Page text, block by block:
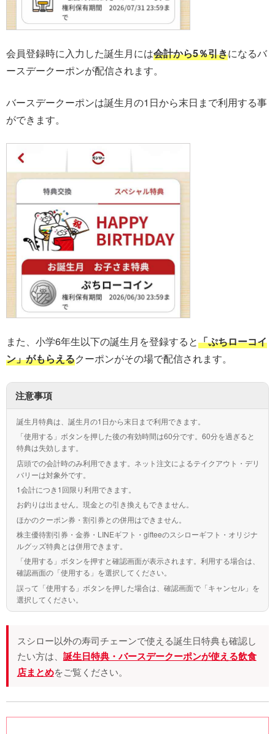
会員登録時に入力した誕生月には会計から5％引きになるバ
ースデークーポンが配信されます。
バースデークーポンは誕生月の1日から末日まで利用する事
ができます。
また、小学6年生以下の誕生月を登録すると「ぷちローコイ
ン」がもらえるクーポンがその場で配信されます。
注意事項
誕生月特典は、誕生月の1日から末日まで利用できます。
「使用する」ボタンを押した後の有効時間は60分です。60分を過ぎると
特典は失効します。
店頭での会計時のみ利用できます。ネット注文によるテイクアウト・デリ
バリーは対象外です。
1会計につき1回限り利用できます。
お釣りは出ません。現金との引き換えもできません。
ほかのクーポン券・割引券との併用はできません。
株主優待割引券・金券・LINEギフト・gifteeのスシローギフト・オリジナ
ルグッズ特典とは併用できます。
「使用する」ボタンを押すと確認画面が表示されます。利用する場合は、
確認画面の「使用する」を選択してください。
誤って「使用する」ボタンを押した場合は、確認画面で「キャンセル」を
選択してください。
スシロー以外の寿司チェーンで使える誕生日特典も確認し
たい方は、 誕生日特典・バースデークーポンが使える飲食
店まとめをご覧ください。